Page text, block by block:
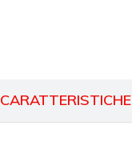
CARATTERISTICHE